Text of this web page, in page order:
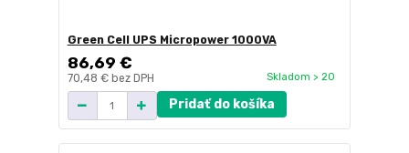
Green Cell UPS Micropower 1000VA
86,69 €
70,48 € bez DPH Skladom > 20
Pridať do košíka